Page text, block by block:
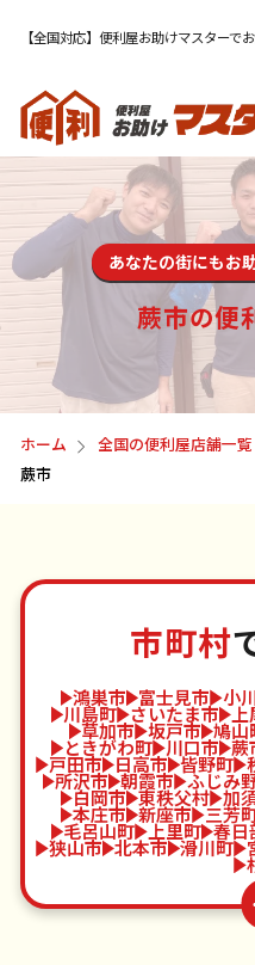
【全国対応】便利屋お助けマスターで
あなたの街にもお
蕨市の便
ホーム 全国の便利屋店舗一覧
蕨市
市町村
鴻巣市 富士見市 小
川島町 さいたま市 上
草加市 坂戸市 鳩山
ときがわ町 川口市 蕨
戸田市 日高市 皆野町
所沢市 朝霞市 ふじみ
白岡市 東秩父村 加
本庄市 新座市 三芳
毛呂山町 上里町 春日
狭山市 北本市 滑川町